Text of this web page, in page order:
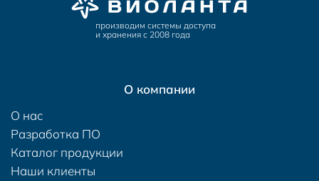
производим системы доступа
и хранения с 2008 года
О компании
О нас
Разработка ПО
Каталог продукции
Наши клиенты